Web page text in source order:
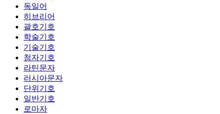
독일어
히브리어
괄호기호
학술기호
기술기호
첨자기호
라틴문자
러시아문자
단위기호
일반기호
로마자